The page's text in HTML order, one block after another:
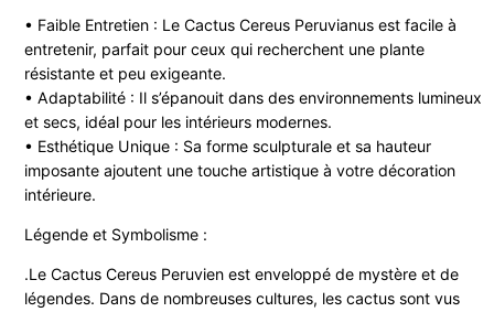
• Faible Entretien : Le Cactus Cereus Peruvianus est facile à
entretenir, parfait pour ceux qui recherchent une plante
résistante et peu exigeante.
• Adaptabilité : Il s’épanouit dans des environnements lumineux
et secs, idéal pour les intérieurs modernes.
• Esthétique Unique : Sa forme sculpturale et sa hauteur
imposante ajoutent une touche artistique à votre décoration
intérieure.
Légende et Symbolisme :
.Le Cactus Cereus Peruvien est enveloppé de mystère et de
légendes. Dans de nombreuses cultures, les cactus sont vus